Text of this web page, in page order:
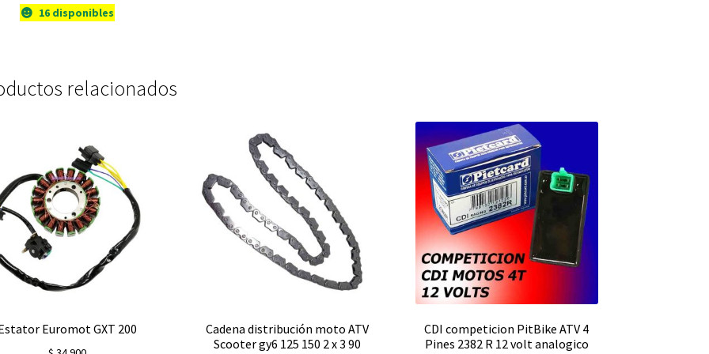
ATV
chinos
16 disponibles
relacionados
Euromot GXT 200
Cadena distribución moto ATV
Scooter gy6 125 150 2 x 3 90
CDI competicion PitBike ATV 4
Pines 2382 R 12 volt analogico